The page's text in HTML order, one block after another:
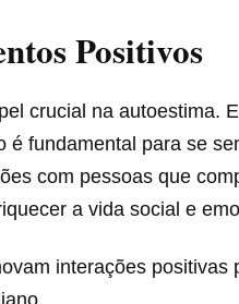
Positivos
crucial na autoestima.
fundamental para se
com pessoas que
a vida social e
interações positivas